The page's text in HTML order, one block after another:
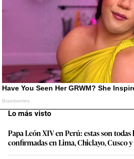
Lo más visto
Papa León XIV en Perú: estas son todas
confirmadas en Lima, Chiclayo, Cusco